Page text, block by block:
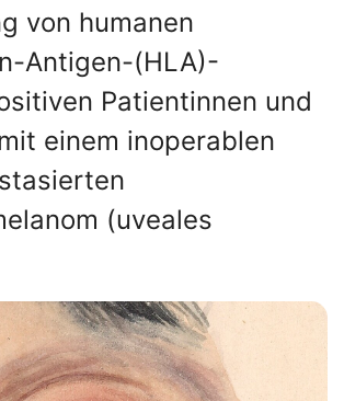
von humanen
Antigen-(HLA)-
Patientinnen und
einem inoperablen
(uveales